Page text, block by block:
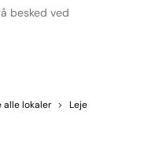
besked ved
alle lokaler > Leje